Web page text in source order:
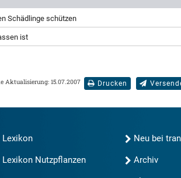
Schädlinge schützen
ist
Drucken
Aktualisierung: 15.07.2007
Lexikon
Lexikon Nutzpflanzen
Neu bei
Archiv